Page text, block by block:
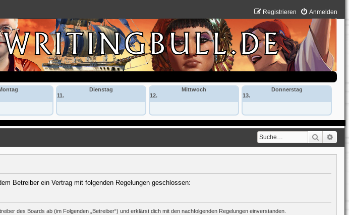
Anmelden
Registrieren
Dienstag
11.
Mittwoch
12.
Donnerstag
13.
Suche
Betreiber ein Vertrag mit folgenden Regelungen geschlossen:
des Boards ab (im Folgenden „Betreiber“) und erklärst dich mit den nachfolgenden Regelungen einverstanden.